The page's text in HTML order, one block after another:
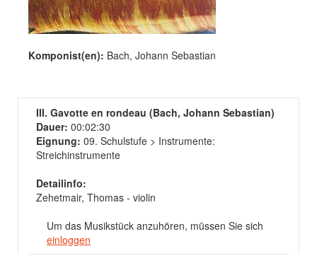
Komponist(en): Bach, Johann Sebastian
III. Gavotte en rondeau (Bach, Johann Sebastian)
Dauer: 00:02:30
Eignung: 09. Schulstufe > Instrumente:
Streichinstrumente
Detailinfo:
Zehetmair, Thomas - violin
Um das Musikstück anzuhören, müssen Sie sich
einloggen